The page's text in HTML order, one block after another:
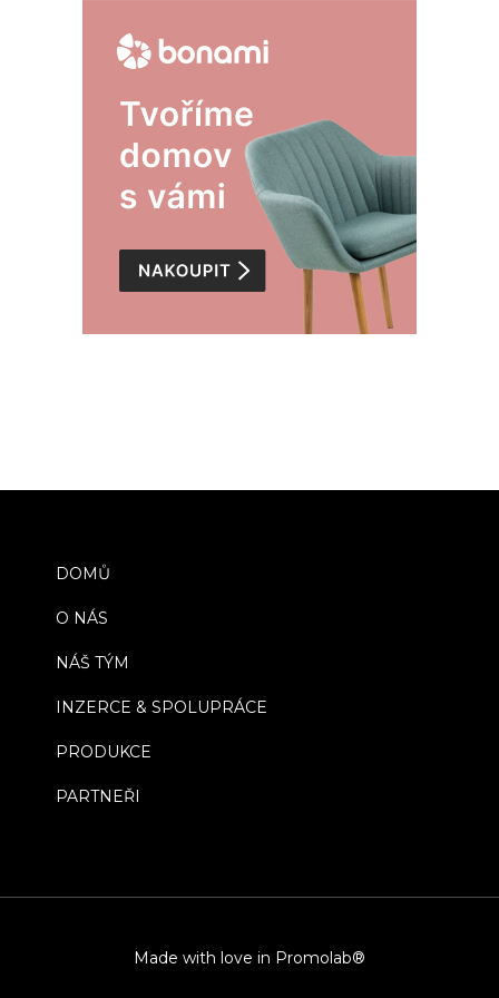
DOMŮ
O NÁS
NÁŠ TÝM
INZERCE & SPOLUPRÁCE
PRODUKCE
PARTNEŘI
Made with love in Promolab®